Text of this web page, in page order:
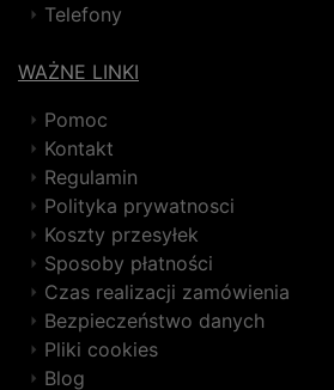
Telefony
WAŻNE LINKI
Pomoc
Kontakt
Regulamin
Polityka prywatnosci
Koszty przesyłek
Sposoby płatności
Czas realizacji zamówienia
Bezpieczeństwo danych
Pliki cookies
Blog